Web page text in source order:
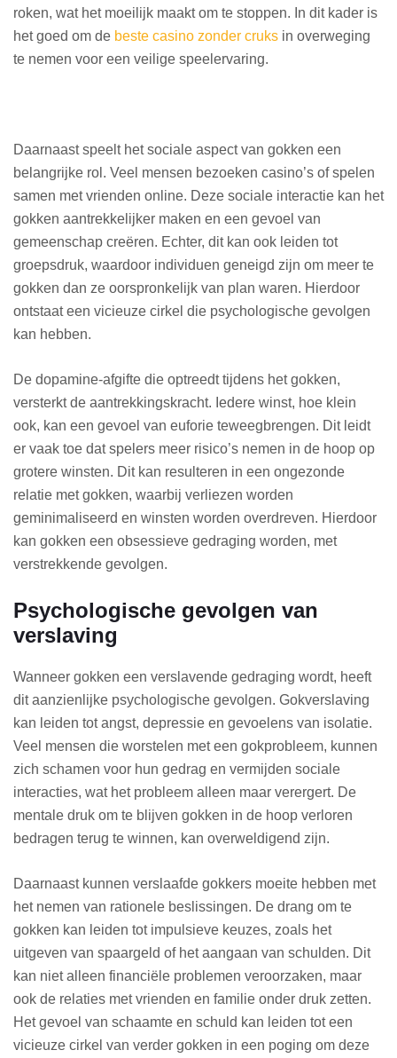
roken, wat het moeilijk maakt om te stoppen. In dit kader is
het goed om de beste casino zonder cruks in overweging
te nemen voor een veilige speelervaring.
Daarnaast speelt het sociale aspect van gokken een
belangrijke rol. Veel mensen bezoeken casino’s of spelen
samen met vrienden online. Deze sociale interactie kan het
gokken aantrekkelijker maken en een gevoel van
gemeenschap creëren. Echter, dit kan ook leiden tot
groepsdruk, waardoor individuen geneigd zijn om meer te
gokken dan ze oorspronkelijk van plan waren. Hierdoor
ontstaat een vicieuze cirkel die psychologische gevolgen
kan hebben.
De dopamine-afgifte die optreedt tijdens het gokken,
versterkt de aantrekkingskracht. Iedere winst, hoe klein
ook, kan een gevoel van euforie teweegbrengen. Dit leidt
er vaak toe dat spelers meer risico’s nemen in de hoop op
grotere winsten. Dit kan resulteren in een ongezonde
relatie met gokken, waarbij verliezen worden
geminimaliseerd en winsten worden overdreven. Hierdoor
kan gokken een obsessieve gedraging worden, met
verstrekkende gevolgen.
Psychologische gevolgen van
verslaving
Wanneer gokken een verslavende gedraging wordt, heeft
dit aanzienlijke psychologische gevolgen. Gokverslaving
kan leiden tot angst, depressie en gevoelens van isolatie.
Veel mensen die worstelen met een gokprobleem, kunnen
zich schamen voor hun gedrag en vermijden sociale
interacties, wat het probleem alleen maar verergert. De
mentale druk om te blijven gokken in de hoop verloren
bedragen terug te winnen, kan overweldigend zijn.
Daarnaast kunnen verslaafde gokkers moeite hebben met
het nemen van rationele beslissingen. De drang om te
gokken kan leiden tot impulsieve keuzes, zoals het
uitgeven van spaargeld of het aangaan van schulden. Dit
kan niet alleen financiële problemen veroorzaken, maar
ook de relaties met vrienden en familie onder druk zetten.
Het gevoel van schaamte en schuld kan leiden tot een
vicieuze cirkel van verder gokken in een poging om deze